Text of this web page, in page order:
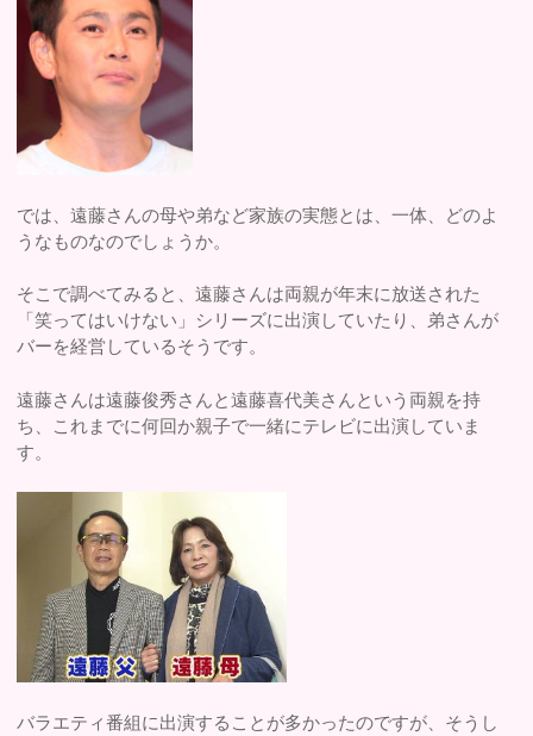
では、遠藤さんの母や弟など家族の実態とは、一体、どのよ
うなものなのでしょうか。
そこで調べてみると、遠藤さんは両親が年末に放送された
「笑ってはいけない」シリーズに出演していたり、弟さんが
バーを経営しているそうです。
遠藤さんは遠藤俊秀さんと遠藤喜代美さんという両親を持
ち、これまでに何回か親子で一緒にテレビに出演していま
す。
バラエティ番組に出演することが多かったのですが、そうし